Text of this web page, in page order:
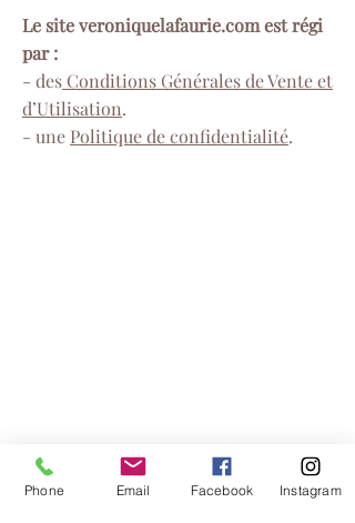
Le site veroniquelafaurie.com est régi
par :
- des Conditions Générales de Vente et
d’Utilisation.
- une Politique de confidentialité.
Phone Email Facebook Instagram